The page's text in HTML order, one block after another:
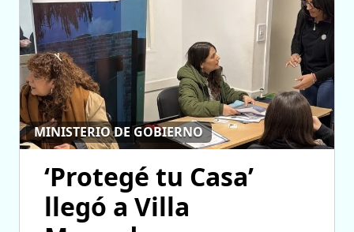
MINISTERIO DE GOBIERNO
‘Protegé tu Casa’
llegó a Villa